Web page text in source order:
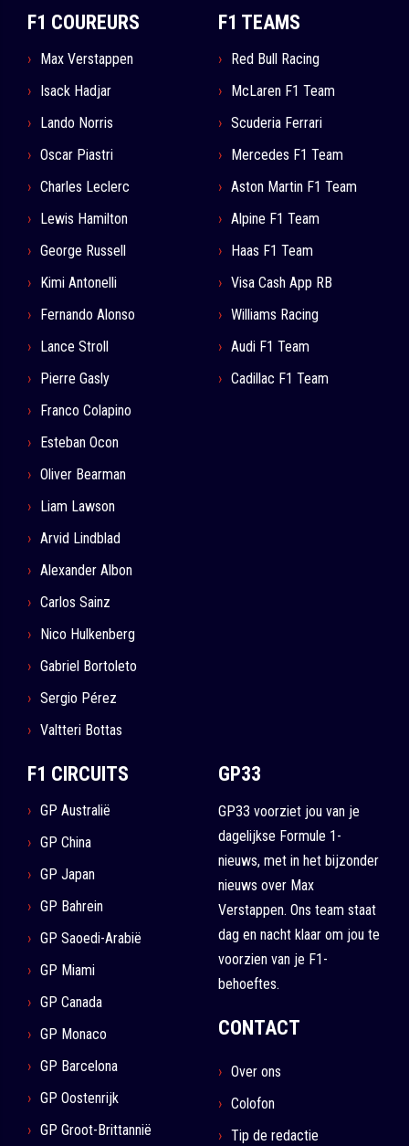
F1 COUREURS
Max Verstappen
Isack Hadjar
Lando Norris
Oscar Piastri
Charles Leclerc
Lewis Hamilton
George Russell
Kimi Antonelli
Fernando Alonso
Lance Stroll
Pierre Gasly
Franco Colapino
Esteban Ocon
Oliver Bearman
Liam Lawson
Arvid Lindblad
Alexander Albon
Carlos Sainz
Nico Hulkenberg
Gabriel Bortoleto
Sergio Pérez
Valtteri Bottas
F1 TEAMS
Red Bull Racing
McLaren F1 Team
Scuderia Ferrari
Mercedes F1 Team
Aston Martin F1 Team
Alpine F1 Team
Haas F1 Team
Visa Cash App RB
Williams Racing
Audi F1 Team
Cadillac F1 Team
F1 CIRCUITS
GP Australië
GP China
GP Japan
GP Bahrein
GP Saoedi-Arabië
GP Miami
GP Canada
GP Monaco
GP Barcelona
GP Oostenrijk
GP Groot-Brittannië
GP33
GP33 voorziet jou van je
dagelijkse Formule 1-
nieuws, met in het bijzonder
nieuws over Max
Verstappen. Ons team staat
dag en nacht klaar om jou te
voorzien van je F1-
behoeftes.
CONTACT
Over ons
Colofon
Tip de redactie